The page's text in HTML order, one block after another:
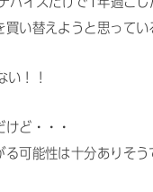
い替えようと思ってい
い！！
ど・・・
可能性は十分ありそう